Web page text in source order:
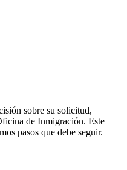
sobre su solicitud,
de Inmigración. Este
pasos que debe seguir.